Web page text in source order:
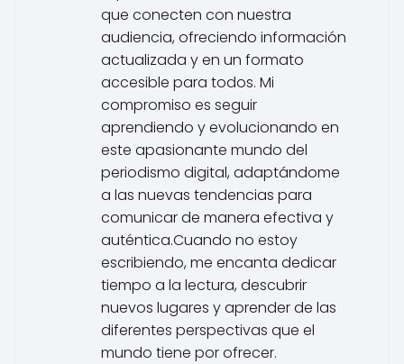
que conecten con nuestra
audiencia, ofreciendo información
actualizada y en un formato
accesible para todos. Mi
compromiso es seguir
aprendiendo y evolucionando en
este apasionante mundo del
periodismo digital, adaptándome
a las nuevas tendencias para
comunicar de manera efectiva y
auténtica.Cuando no estoy
escribiendo, me encanta dedicar
tiempo a la lectura, descubrir
nuevos lugares y aprender de las
diferentes perspectivas que el
mundo tiene por ofrecer.